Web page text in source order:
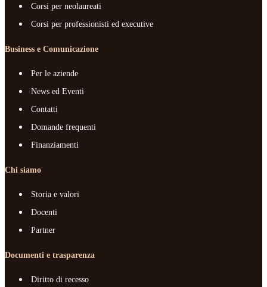
Corsi per neolaureati
Corsi per professionisti ed executive
Business e Comunicazione
Per le aziende
News ed Eventi
Contatti
Domande frequenti
Finanziamenti
Chi siamo
Storia e valori
Docenti
Partner
Documenti e trasparenza
Diritto di recesso